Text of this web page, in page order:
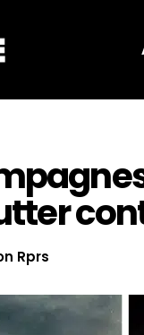
Rprs